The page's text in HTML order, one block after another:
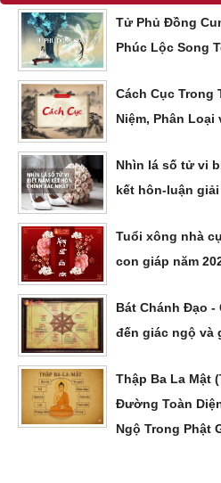
Tử Phủ Đồng
Phúc Lộc Song
Cách Cục Trong
Niệm, Phân Loại
Nhìn lá số tử vi
kết hôn-luận
Tuổi xông nhà
con giáp năm
Bát Chánh Đạo
đến giác ngộ và
Thập Ba La Mật
Đường Toàn
Ngộ Trong Phật